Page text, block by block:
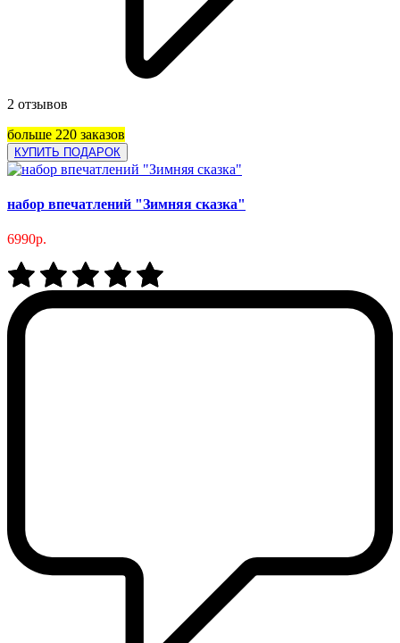
2 отзывов
больше 220 заказов
КУПИТЬ ПОДАРОК
набор впечатлений "Зимняя сказка"
6990р.